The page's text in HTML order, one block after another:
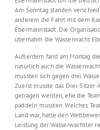
Am Sonntag standen
anderem die Fahrt mit dem
Ebermannstadt. Die
übernahm die Wasserwacht
Außerdem fand am Montag
natürlich auch die
mussten sich gegen drei
Zuerst musste das Drei-
getragen werden, ehe die
paddeln mussten. Welches
Land war, hatte den
Leistung der Wasserwachtler